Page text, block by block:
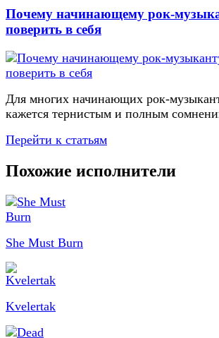
Почему начинающему рок-
поверить в себя
Для многих начинающих рок-
кажется тернистым и полным
Перейти к статьям
Похожие исполнители
She Must Burn
Kvelertak